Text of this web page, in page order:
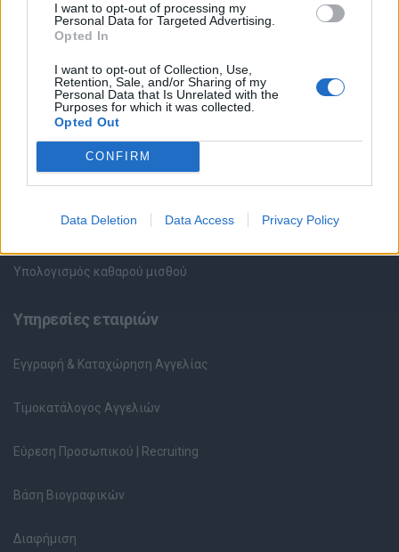
I want to opt-out of processing my
Personal Data for Targeted Advertising.
Opted In
I want to opt-out of Collection, Use,
Retention, Sale, and/or Sharing of my
Personal Data that Is Unrelated with the
Purposes for which it was collected.
Opted Out
CONFIRM
Data Deletion Data Access Privacy Policy
Συμβουλές Καριέρας
HR corner
Περιγραφές Θέσεων Εργασίας
Ερωτήσεις συνεντεύξεων
Υπολογισμός καθαρού μισθού
Υπηρεσίες εταιριών
Εγγραφή & Καταχώρηση Αγγελίας
Τιμοκατάλογος Αγγελιών
Εύρεση Προσωπικού | Recruiting
Βάση Βιογραφικών
Διαφήμιση